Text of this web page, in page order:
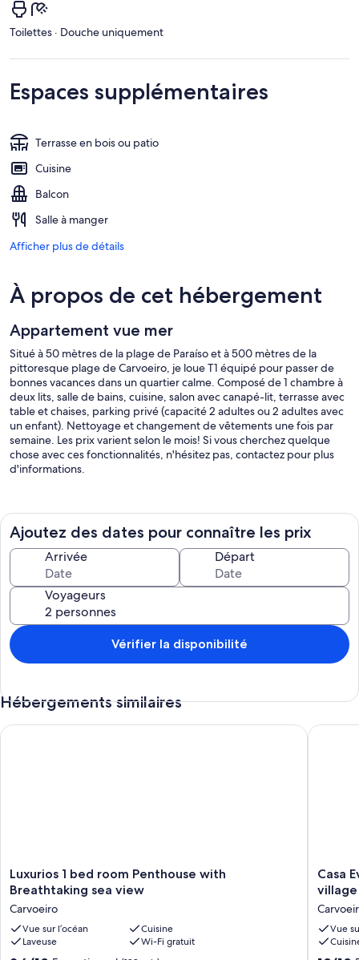
Toilettes · Douche uniquement
Espaces supplémentaires
Terrasse en bois ou patio
Cuisine
Balcon
Salle à manger
Afficher plus de détails
À propos de cet hébergement
Appartement vue mer
Situé à 50 mètres de la plage de Paraíso et à 500 mètres de la
pittoresque plage de Carvoeiro, je loue T1 équipé pour passer de
bonnes vacances dans un quartier calme. Composé de 1 chambre à
deux lits, salle de bains, cuisine, salon avec canapé-lit, terrasse avec
table et chaises, parking privé (capacité 2 adultes ou 2 adultes avec
un enfant). Nettoyage et changement de vêtements une fois par
semaine. Les prix varient selon le mois! Si vous cherchez quelque
chose avec ces fonctionnalités, n'hésitez pas, contactez pour plus
d'informations.
Le long des parcours de golf de Gramacho et des parcs de golf /
fun pint / penina - Zoomarine, toboggan et éclaboussures / visite
des grottes, bonne nourriture.
Ajoutez des dates pour connaître les prix
Arrivée Départ
Voyageurs
Vérifier la disponibilité
Hébergements similaires
Luxurios
1
room
Penthouse
with
Luxurios 1 bed room Penthouse with
Breathtaking sea view
Carvoeiro
Vue sur l’océan
Cuisine
Laveuse
Wi-Fi gratuit
Luxurios 1 bed room Penthouse with Breathtaking sea view
Casa
Eva
Vista
-
Casa
Vue
Casa